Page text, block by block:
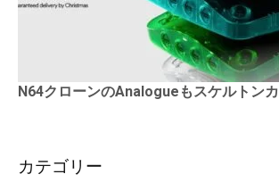
N64クローンのAnalogueもスケルトン
カテゴリー